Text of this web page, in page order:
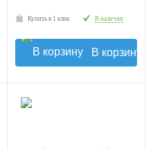
Купить в 1 клик В наличии
В корзину